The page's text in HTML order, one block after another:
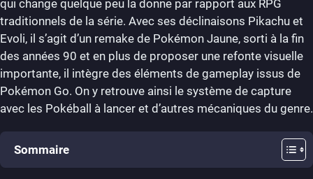
qui change quelque peu la donne par rapport aux RPG
traditionnels de la série. Avec ses déclinaisons Pikachu et
Evoli, il s’agit d’un remake de Pokémon Jaune, sorti à la fin
des années 90 et en plus de proposer une refonte visuelle
importante, il intègre des éléments de gameplay issus de
Pokémon Go. On y retrouve ainsi le système de capture
avec les Pokéball à lancer et d’autres mécaniques du genre.
Sommaire